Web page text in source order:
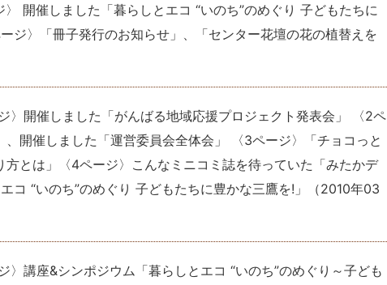
開催しました「暮らしとエコ “いのち”のめぐり 子どもたちに
ジ〉「冊子発行のお知らせ」、「センター花壇の花の植替えを
ジ〉開催しました「がんばる地域応援プロジェクト発表会」 〈2ペ
開催しました「運営委員会全体会」 〈3ページ〉「チョコっと
とは」〈4ページ〉こんなミニコミ誌を待っていた「みたかデ
“いのち”のめぐり 子どもたちに豊かな三鷹を!」
（2010年03
ジ〉講座&シンポジウム「暮らしとエコ “いのち”のめぐり～子ども